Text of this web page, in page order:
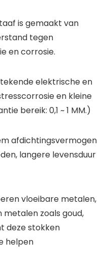
is gemaakt van
tegen
en corrosie.
elektrische en
en kleine
bereik: 0,1 ~ 1 MM.)
afdichtingsvermogen
langere levensduur
vloeibare metalen,
metalen zoals goud,
deze stokken
helpen